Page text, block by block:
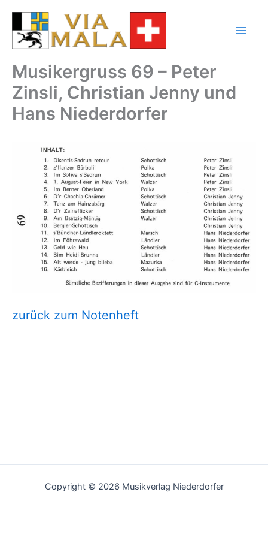
Zum
Inhalt
springen
Musikergruss 69 – Peter
Zinsli, Christian Jenny und
Hans Niederdorfer
zurück zum Notenheft
Copyright © 2026 Musikverlag Niederdorfer